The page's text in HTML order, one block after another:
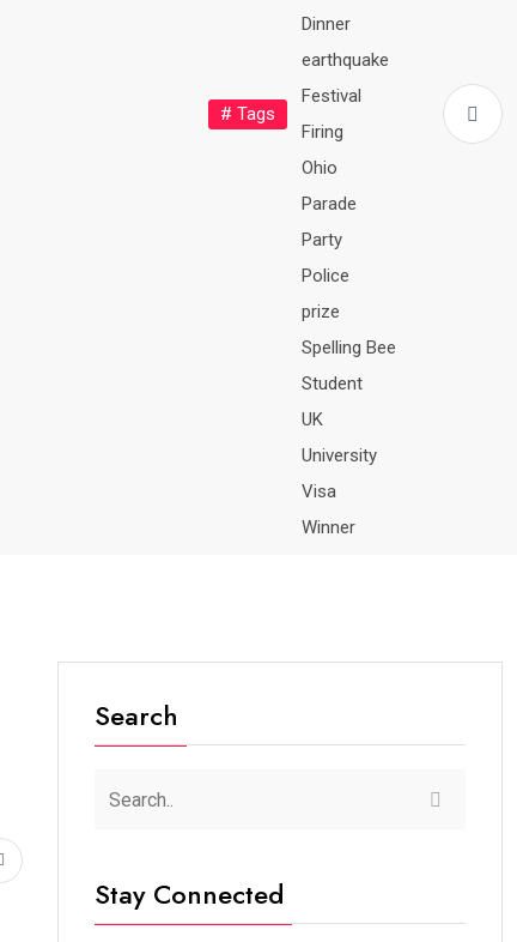
# Tags
Dinner
earthquake
Festival
Firing
Ohio
Parade
Party
Police
prize
Spelling Bee
Student
UK
University
Visa
Winner
Search
Stay Connected